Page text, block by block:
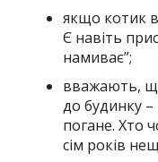
якщо котик
Є навіть
намиває”;
вважають,
до будинку –
погане. Хто
сім років